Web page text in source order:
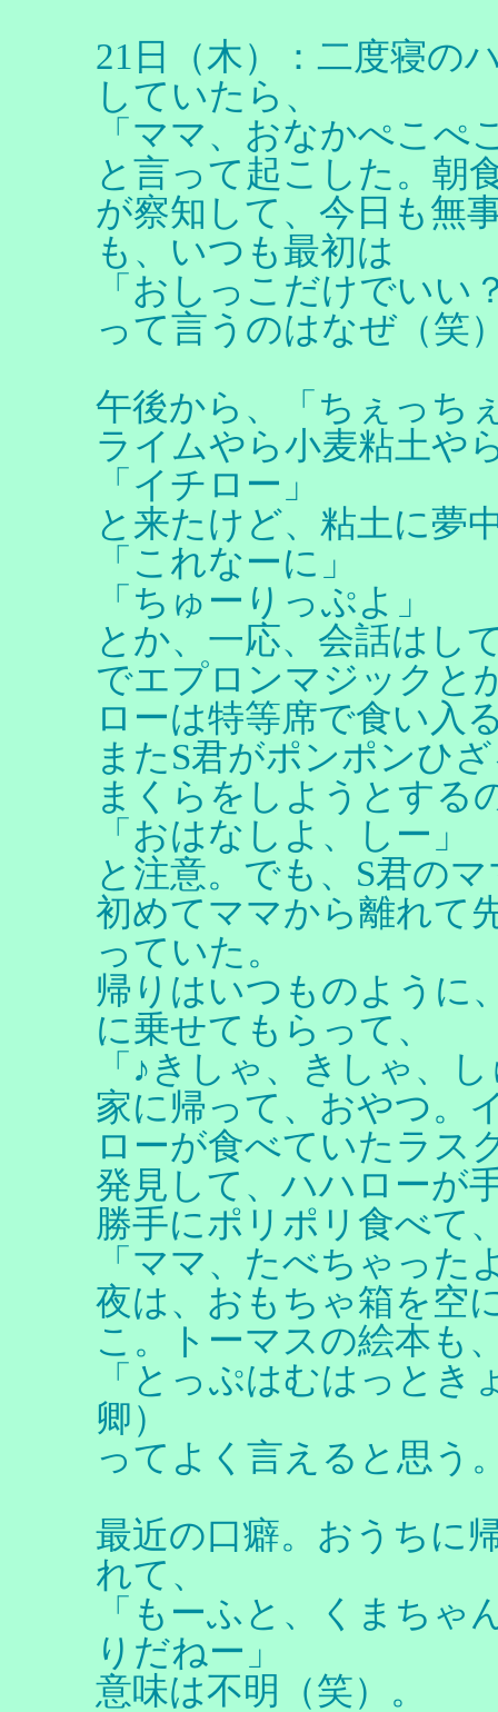
21日（木）：二度寝の
していたら、
「ママ、おなかぺこぺ
と言って起こした。朝
が察知して、今日も無
も、いつも最初は
「おしっこだけでいい
って言うのはなぜ（笑
午後から、「ちぇっち
ライムやら小麦粘土や
「イチロー」
と来たけど、粘土に夢
「これなーに」
「ちゅーりっぷよ」
とか、一応、会話はし
でエプロンマジックと
ローは特等席で食い入
またS君がポンポンひ
まくらをしようとする
「おはなしよ、しー」
と注意。でも、S君の
初めてママから離れて
っていた。
帰りはいつものように
に乗せてもらって、
「♪きしゃ、きしゃ、
家に帰って、おやつ。
ローが食べていたラス
発見して、ハハローが
勝手にポリポリ食べて
「ママ、たべちゃった
夜は、おもちゃ箱を空
こ。トーマスの絵本も
「とっぷはむはっと
卿）
ってよく言えると思う
最近の口癖。おうちに
れて、
「もーふと、くまちゃ
りだねー」
意味は不明（笑）。